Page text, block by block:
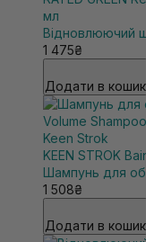
мл
Відновлюючий
1 475₴
Додати в кошик
Keen Strok
KEEN STROK
Шампунь для
1 508₴
Додати в кошик